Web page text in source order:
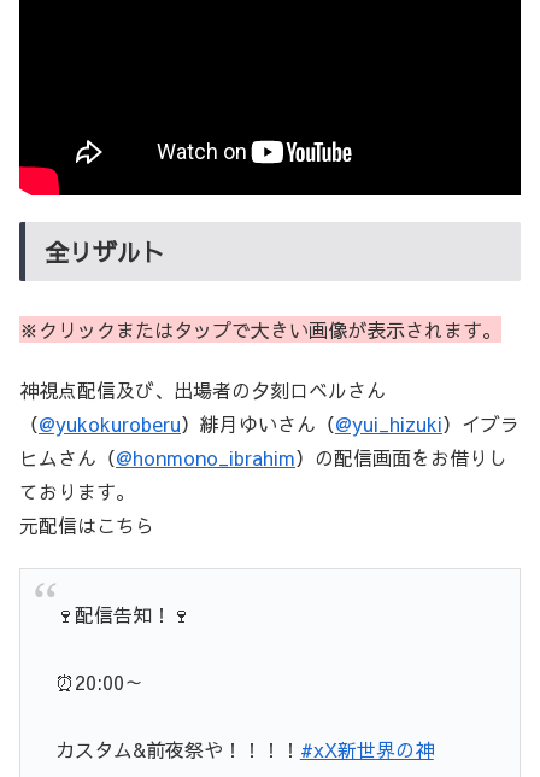
全リザルト
※クリックまたはタップで大きい画像が表示されます。
神視点配信及び、出場者の夕刻ロベルさん
（@yukokuroberu）緋月ゆいさん（@yui_hizuki）イブラ
ヒムさん（@honmono_ibrahim）の配信画面をお借りし
ております。
元配信はこちら
🍷配信告知！🍷
⏰20:00～
カスタム&前夜祭や！！！！ #xX新世界の神